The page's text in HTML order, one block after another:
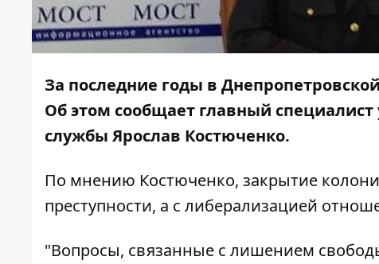
За последние годы в
Об этом сообщает главный
службы Ярослав Костюченко.
По мнению Костюченко, закрытие
преступности, а с либерализацией
"Вопросы, связанные с лишением